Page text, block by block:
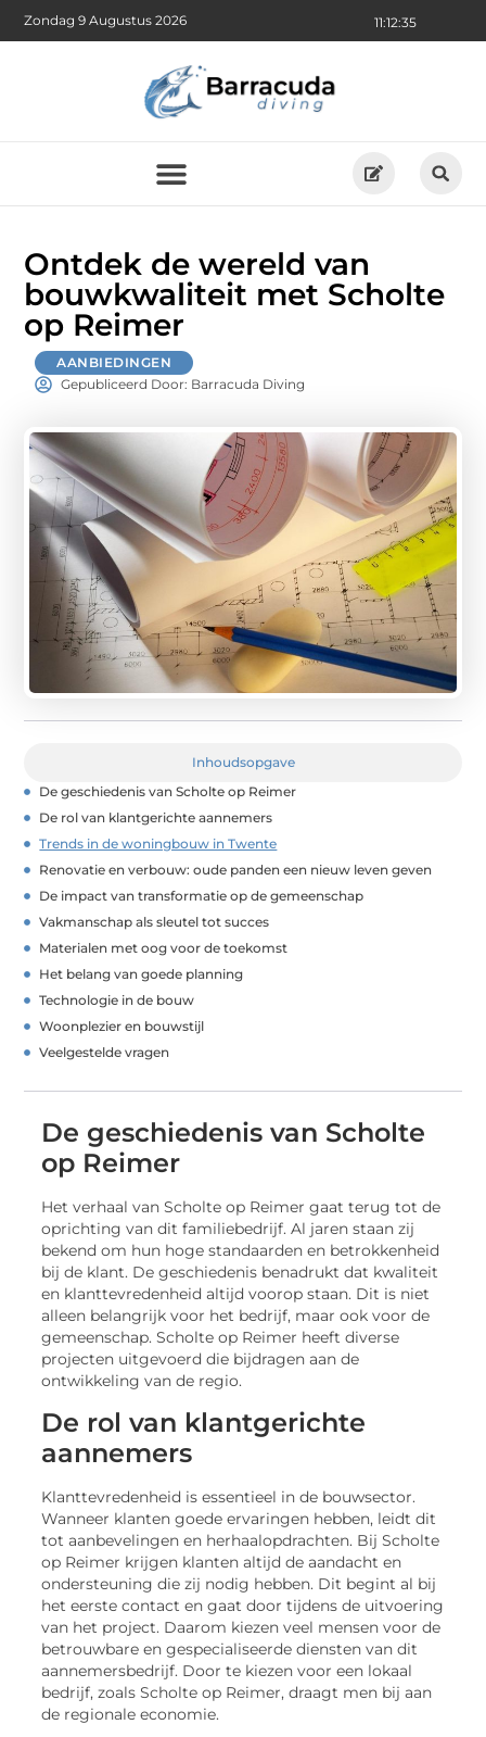
11:12:36
Zondag 9 Augustus 2026
Ontdek de wereld van
bouwkwaliteit met Scholte
op Reimer
AANBIEDINGEN
Gepubliceerd Door: Barracuda Diving
Inhoudsopgave
De geschiedenis van Scholte op Reimer
De rol van klantgerichte aannemers
Trends in de woningbouw in Twente
Renovatie en verbouw: oude panden een nieuw leven geven
De impact van transformatie op de gemeenschap
Vakmanschap als sleutel tot succes
Materialen met oog voor de toekomst
Het belang van goede planning
Technologie in de bouw
Woonplezier en bouwstijl
Veelgestelde vragen
De geschiedenis van Scholte
op Reimer
Het verhaal van Scholte op Reimer gaat terug tot de
oprichting van dit familiebedrijf. Al jaren staan zij
bekend om hun hoge standaarden en betrokkenheid
bij de klant. De geschiedenis benadrukt dat kwaliteit
en klanttevredenheid altijd voorop staan. Dit is niet
alleen belangrijk voor het bedrijf, maar ook voor de
gemeenschap. Scholte op Reimer heeft diverse
projecten uitgevoerd die bijdragen aan de
ontwikkeling van de regio.
De rol van klantgerichte
aannemers
Klanttevredenheid is essentieel in de bouwsector.
Wanneer klanten goede ervaringen hebben, leidt dit
tot aanbevelingen en herhaalopdrachten. Bij Scholte
op Reimer krijgen klanten altijd de aandacht en
ondersteuning die zij nodig hebben. Dit begint al bij
het eerste contact en gaat door tijdens de uitvoering
van het project. Daarom kiezen veel mensen voor de
betrouwbare en gespecialiseerde diensten van dit
aannemersbedrijf. Door te kiezen voor een lokaal
bedrijf, zoals Scholte op Reimer, draagt men bij aan
de regionale economie.